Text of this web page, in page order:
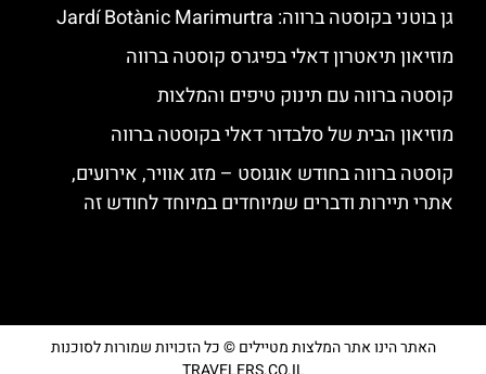
גן בוטני בקוסטה ברווה: ‪‪Jardí Botànic Marimurtra‬‬
מוזיאון תיאטרון דאלי בפיגרס קוסטה ברווה
קוסטה ברווה עם תינוק טיפים והמלצות
מוזיאון הבית של סלבדור דאלי בקוסטה ברווה
קוסטה ברווה בחודש אוגוסט – מזג אוויר, אירועים,
אתרי תיירות ודברים שמיוחדים במיוחד לחודש זה
האתר הינו אתר המלצות מטיילים © כל הזכויות שמורות לסוכנות